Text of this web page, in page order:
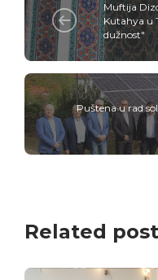
Muftija
Kutahya u
dužnost"
Puštena u rad
Related